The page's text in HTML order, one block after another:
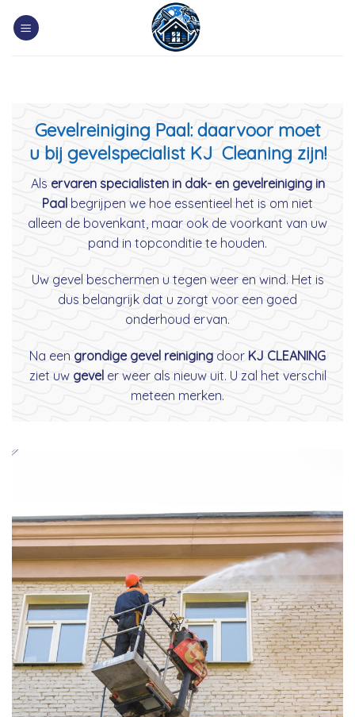
Gevelreiniging Paal: daarvoor moet
u bij gevelspecialist KJ Cleaning zijn!
Als ervaren specialisten in dak- en gevelreiniging in
Paal begrijpen we hoe essentieel het is om niet
alleen de bovenkant, maar ook de voorkant van uw
pand in topconditie te houden.
Uw gevel beschermen u tegen weer en wind. Het is
dus belangrijk dat u zorgt voor een goed
onderhoud ervan.
Na een grondige gevel reiniging door KJ CLEANING
ziet uw geveler weer als nieuw uit. U zal het verschil
meteen merken.